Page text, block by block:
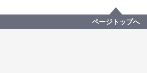
ページトップへ